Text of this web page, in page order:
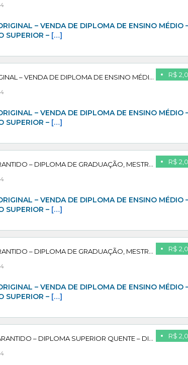
– VENDA DE DIPLOMA DE ENSINO MÉDIO
SUPERIOR – […]
R$
VENDA DE DIPLOMA QUENTE ORIGINAL – VENDA DE DIPLOMA DE ENSINO MÉDIO – VENDA DE DIPLOMA DE ENSINO SUPERIOR – VENDA DE DIPLOMA DE ENSINO TÉCNICO – COMPRAR DIPLOMA DE PÓS GRADUAÇÃO – VENDA DE DIPLOMA DE MESTRADO – PAGUE APÓS CONFIRMAR
– VENDA DE DIPLOMA DE ENSINO MÉDIO
SUPERIOR – […]
R$
ADQUIRA SEU DIPLOMA 100% GARANTIDO – DIPLOMA DE GRADUAÇÃO, MESTRADO, PÓS GRADUAÇÃO – PAGUE APÓS CONFIRMAR
– VENDA DE DIPLOMA DE ENSINO MÉDIO
SUPERIOR – […]
R$
ADQUIRA SEU DIPLOMA 100% GARANTIDO – DIPLOMA DE GRADUAÇÃO, MESTRADO, PÓS GRADUAÇÃO – PAGUE APÓS CONFIRMAR
– VENDA DE DIPLOMA DE ENSINO MÉDIO
SUPERIOR – […]
R$
DIPLOMA UNIVERSITÁRIO 100% GARANTIDO – DIPLOMA SUPERIOR QUENTE – DIPLOMA RECONHECIDO PELO MEC – PAGUE APÓS CONFIRMAR COMPRAR DIPLOMA TÉCNICO